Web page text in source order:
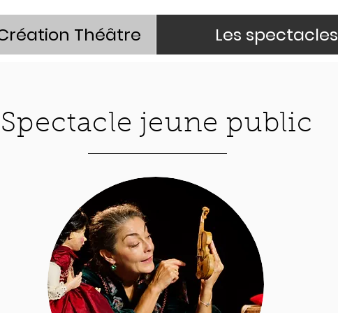
Théâtre Les spectacles
Spectacle jeune public